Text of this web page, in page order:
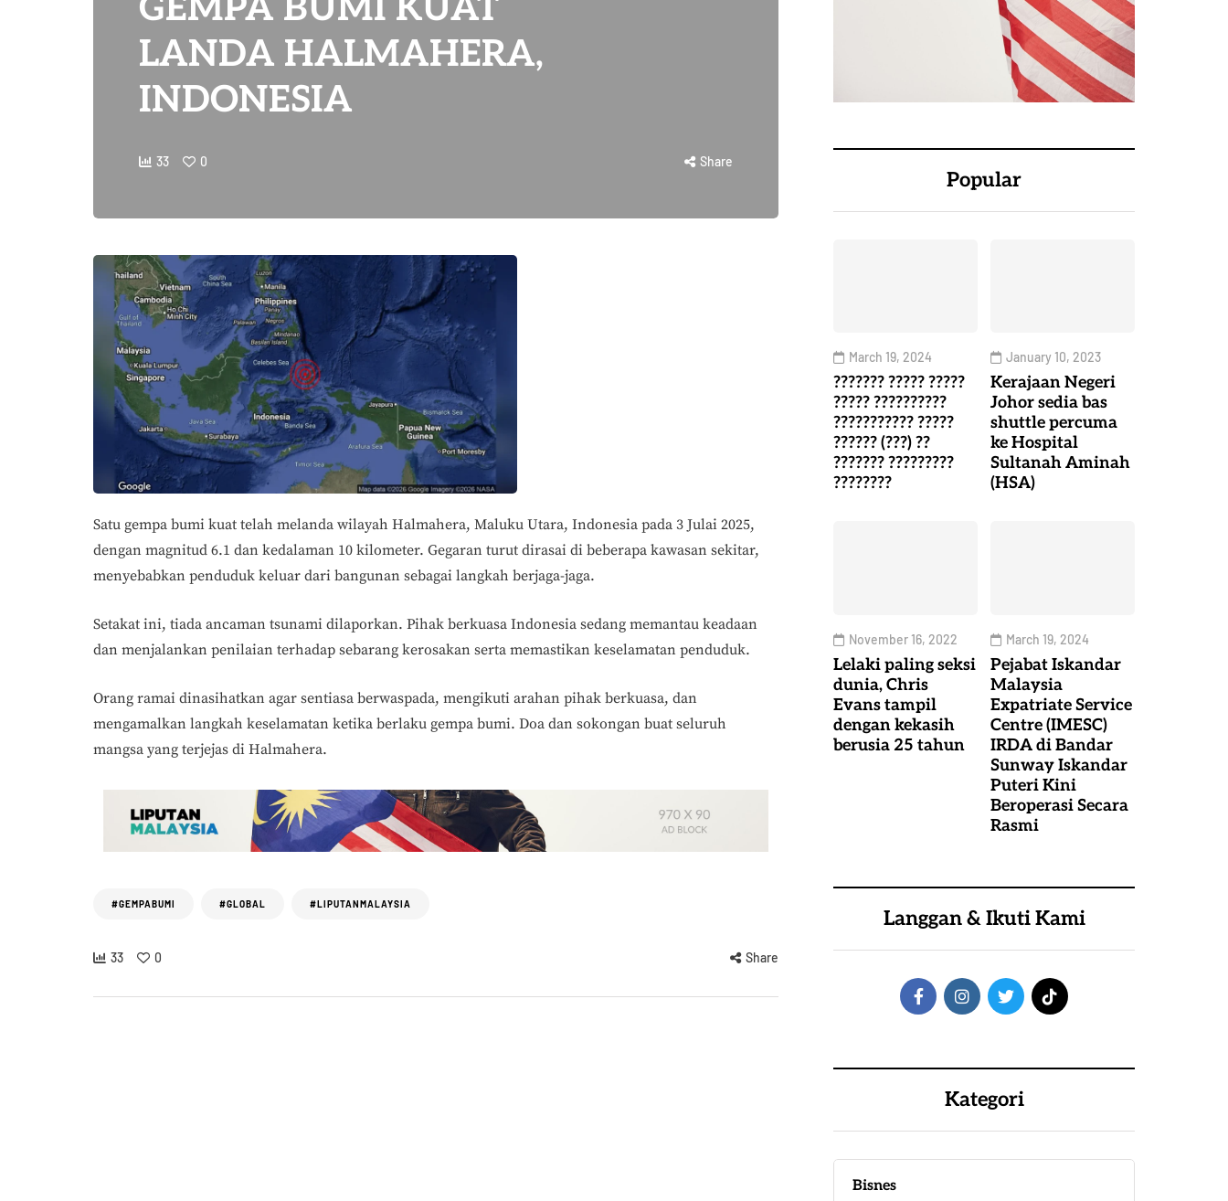
GEMPA BUMI KUAT
LANDA HALMAHERA,
INDONESIA
33 0 Share
Satu gempa bumi kuat telah melanda wilayah Halmahera, Maluku Utara, Indonesia pada 3 Julai 2025,
dengan magnitud 6.1 dan kedalaman 10 kilometer. Gegaran turut dirasai di beberapa kawasan sekitar,
menyebabkan penduduk keluar dari bangunan sebagai langkah berjaga-jaga.
Setakat ini, tiada ancaman tsunami dilaporkan. Pihak berkuasa Indonesia sedang memantau keadaan
dan menjalankan penilaian terhadap sebarang kerosakan serta memastikan keselamatan penduduk.
Orang ramai dinasihatkan agar sentiasa berwaspada, mengikuti arahan pihak berkuasa, dan
mengamalkan langkah keselamatan ketika berlaku gempa bumi. Doa dan sokongan buat seluruh
mangsa yang terjejas di Halmahera.
#GEMPABUMI #GLOBAL #LIPUTANMALAYSIA
33 0 Share
Popular
March 19, 2024
??????? ????? ?????
????? ??????????
??????????? ?????
?????? (???) ??
??????? ?????????
????????
January 10, 2023
Kerajaan Negeri
Johor sedia bas
shuttle percuma
ke Hospital
Sultanah Aminah
(HSA)
November 16, 2022
Lelaki paling seksi
dunia, Chris
Evans tampil
dengan kekasih
berusia 25 tahun
March 19, 2024
Pejabat Iskandar
Malaysia
Expatriate Service
Centre (IMESC)
IRDA di Bandar
Sunway Iskandar
Puteri Kini
Beroperasi Secara
Rasmi
Langgan & Ikuti Kami
Kategori
Bisnes